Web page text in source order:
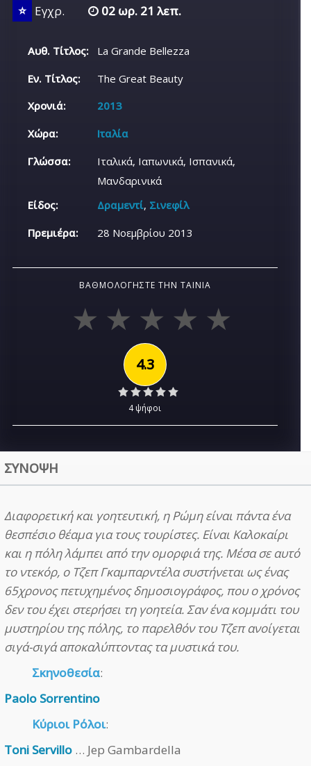
⭐ Εγχρ. 02 ωρ. 21 λεπ.
Αυθ. Τίτλος:
La Grande Bellezza
Εν. Τίτλος:
The Great Beauty
Χρονιά:
2013
Χώρα:
Ιταλία
Γλώσσα:
Ιταλικά, Ιαπωνικά, Ισπανικά,
Μανδαρινικά
Είδος:
Δραμεντί, Σινεφίλ
Πρεμιέρα:
28 Νοεμβρίου 2013
ΒΑΘΜΟΛΟΓΉΣΤΕ ΤΗΝ ΤΑΙΝΊΑ
4.3
4 ψήφοι
ΣΥΝΟΨΗ
Διαφορετική και γοητευτική, η Ρώμη είναι πάντα ένα
θεσπέσιο θέαμα για τους τουρίστες. Είναι Καλοκαίρι
και η πόλη λάμπει από την ομορφιά της. Μέσα σε αυτό
το ντεκόρ, ο Τζεπ Γκαμπαρντέλα συστήνεται ως ένας
65χρονος πετυχημένος δημοσιογράφος, που ο χρόνος
δεν του έχει στερήσει τη γοητεία. Σαν ένα κομμάτι του
μυστηρίου της πόλης, το παρελθόν του Τζεπ ανοίγεται
σιγά-σιγά αποκαλύπτοντας τα μυστικά του.
Σκηνοθεσία:
Paolo Sorrentino
Κύριοι Ρόλοι:
Toni Servillo … Jep Gambardella